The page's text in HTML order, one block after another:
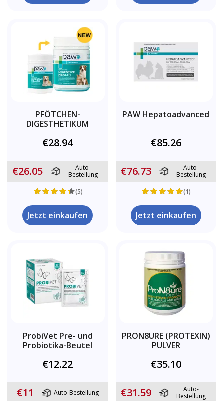
PFÖTCHEN-
DIGESTHETIKUM
€28.94
€26.05
Auto-
Bestellung
(5)
Jetzt einkaufen
PAW Hepatoadvanced
€85.26
€76.73
Auto-
Bestellung
(1)
Jetzt einkaufen
ProbiVet Pre- und
Probiotika-Beutel
€12.22
€11 Auto-Bestellung
PRON8URE (PROTEXIN)
PULVER
€35.10
€31.59
Auto-
Bestellung